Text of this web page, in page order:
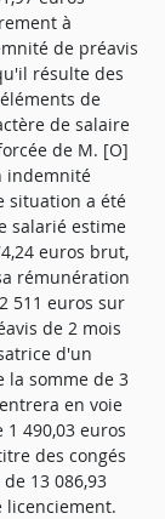
à
de préavis
résulte des
de
de salaire
de M. [O]
indemnité
situation a été
salarié estime
euros brut,
rémunération
511 euros sur
de 2 mois
d'un
la somme de 3
en voie
490,03 euros
des congés
13 086,93
licenciement.